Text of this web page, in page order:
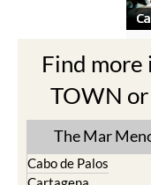
Find more
TOWN or
The Mar
Cabo de Palos